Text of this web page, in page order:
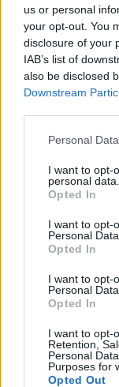
us or personal
your opt-out. You
disclosure of your
IAB’s list of
also be disclosed
Downstream
Please note that
not limited to your
grant or deny
use your data for
consent section.
Personal
I want to opt-
personal data.
Opted In
I want to opt-
Personal Data.
Opted In
I want to opt-
Personal
Opted In
I want to opt-
Retention,
Personal
Purposes for
Opted Out
El empresario
consecuencias en la
Marta Ruiz · 5 Ago 2026
FINANZAS